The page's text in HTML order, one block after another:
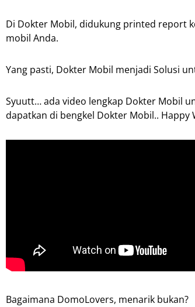
Di Dokter Mobil, didukung printed report
mobil Anda.
Yang pasti, Dokter Mobil menjadi Solusi
Syuutt… ada video lengkap Dokter Mobil
dapatkan di bengkel Dokter Mobil.. Happy
Bagaimana DomoLovers, menarik bukan?